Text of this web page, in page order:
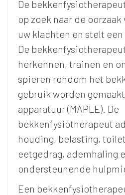
De
op zoek naar de oorzaak
uw klachten en stelt
De
herkennen, trainen en
spieren rondom het
gebruik worden
apparatuur (MAPLE). De
bekkenfysiotherapeut
houding, belasting,
eetgedrag, ademhaling
ondersteunende
Een